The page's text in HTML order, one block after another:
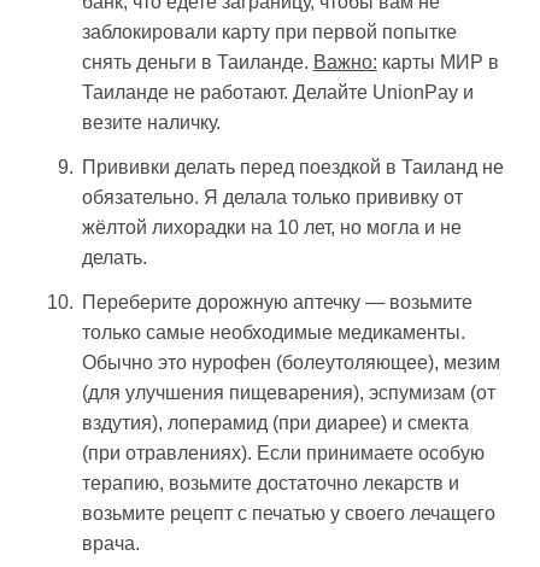
заблокировали карту при первой попытке
снять деньги в Таиланде. Важно: карты МИР в
Таиланде не работают. Делайте UnionPay и
везите наличку.
Прививки делать перед поездкой в Таиланд не
обязательно. Я делала только прививку от
жёлтой лихорадки на 10 лет, но могла и не
делать.
Переберите дорожную аптечку — возьмите
только самые необходимые медикаменты.
Обычно это нурофен (болеутоляющее), мезим
(для улучшения пищеварения), эспумизам (от
вздутия), лоперамид (при диарее) и смекта
(при отравлениях). Если принимаете особую
терапию, возьмите достаточно лекарств и
возьмите рецепт с печатью у своего лечащего
врача.